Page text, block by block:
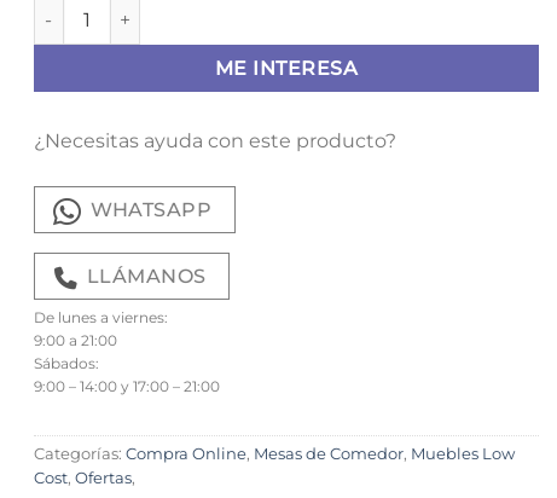
Mesa Alborán rectangular cantidad
ME INTERESA
¿Necesitas ayuda con este producto?
WHATSAPP
LLÁMANOS
De lunes a viernes:
9:00 a 21:00
Sábados:
9:00 – 14:00 y 17:00 – 21:00
Categorías: Compra Online, Mesas de Comedor, Muebles Low
Cost, Ofertas,